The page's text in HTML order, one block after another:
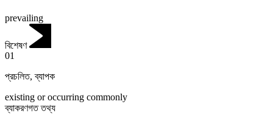
prevailing
বিশেষণ
01
প্রচলিত,ব্যাপক
existing or occurring commonly
ব্যাকরণগত তথ্য